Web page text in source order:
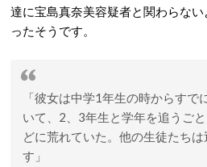
達に宝島真奈美容疑者と関わらな
ったそうです。
「彼女は中学1年生の時からすで
いて、2、3年生と学年を追うご
どに荒れていた。他の生徒たち
す」